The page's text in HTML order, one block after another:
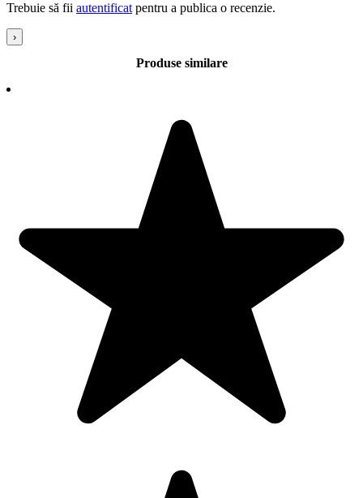
Trebuie să fii autentificat pentru a publica o recenzie.
›
Produse similare